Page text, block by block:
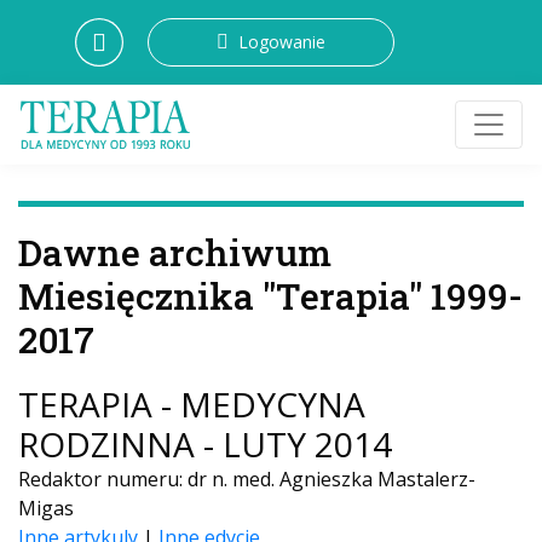
Logowanie
Dawne archiwum
Miesięcznika "Terapia" 1999-
2017
TERAPIA - MEDYCYNA
RODZINNA - LUTY 2014
Redaktor numeru: dr n. med. Agnieszka Mastalerz-
Migas